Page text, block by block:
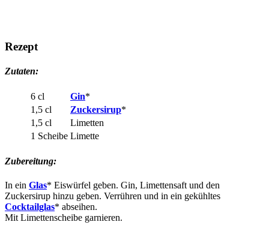
Rezept
Zutaten:
6 cl Gin*
1,5 cl
Zuckersirup*
1,5 cl
Limetten
1 Scheibe Limette
Zubereitung:
In ein Glas* Eiswürfel geben. Gin, Limettensaft und den
Zuckersirup hinzu geben. Verrühren und in ein gekühltes
Cocktailglas* abseihen.
Mit Limettenscheibe garnieren.